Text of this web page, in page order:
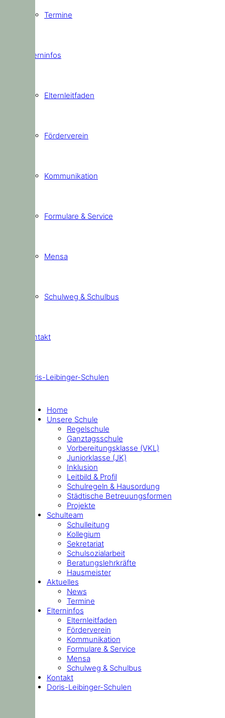
Termine
Elterninfos
Elternleitfaden
Förderverein
Kommunikation
Formulare & Service
Mensa
Schulweg & Schulbus
Kontakt
Doris-Leibinger-Schulen
Home
Unsere Schule
Regelschule
Ganztagsschule
Vorbereitungsklasse (VKL)
Juniorklasse (JK)
Inklusion
Leitbild & Profil
Schulregeln & Hausordung
Städtische Betreuungsformen
Projekte
Schulteam
Schulleitung
Kollegium
Sekretariat
Schulsozialarbeit
Beratungslehrkräfte
Hausmeister
Aktuelles
News
Termine
Elterninfos
Elternleitfaden
Förderverein
Kommunikation
Formulare & Service
Mensa
Schulweg & Schulbus
Kontakt
Doris-Leibinger-Schulen